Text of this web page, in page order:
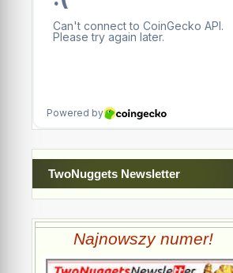
TwoNuggets Newsletter
Najnowszy numer!